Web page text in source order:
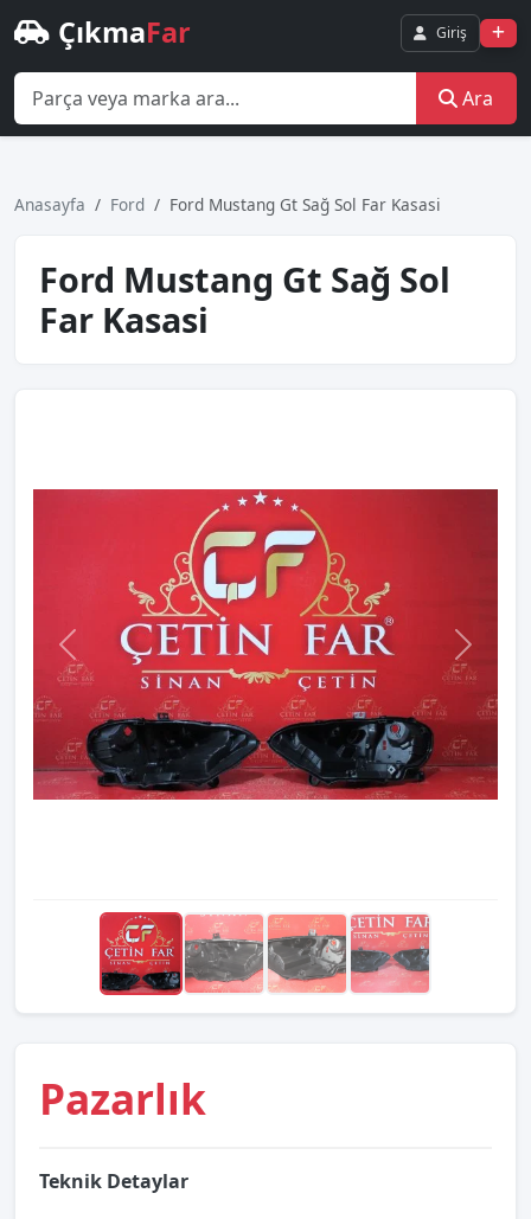
ÇıkmaFar Giriş
Ara
Anasayfa Ford Ford Mustang Gt Sağ Sol Far Kasasi
Ford Mustang Gt Sağ Sol
Far Kasasi
Pazarlık
Teknik Detaylar